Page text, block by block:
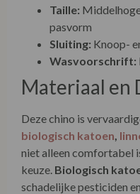
Wasvoorschrift:
Materiaal en
Deze chino is
biologisch katoen,
keuze.Biologisch
schadelijke pesticiden
beter is voor het milieu
om zijn ademende en
LENZING™